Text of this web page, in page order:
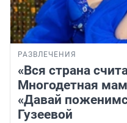
РАЗВЛЕЧЕНИЯ
«Вся страна
Многодетная
«Давай
Гузеевой